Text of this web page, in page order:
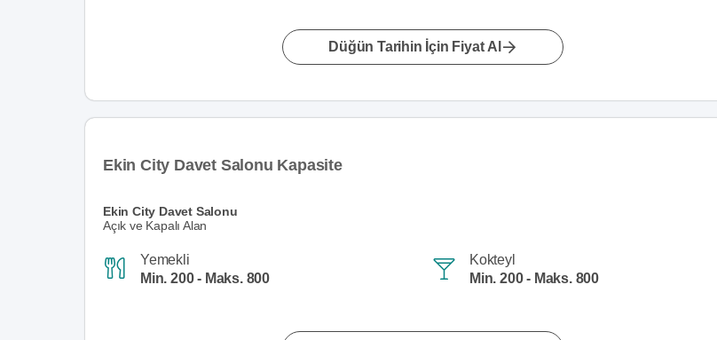
Düğün Tarihin İçin Fiyat Al
Ekin City Davet Salonu Kapasite
Ekin City Davet Salonu
Açık ve Kapalı Alan
Yemekli
Min. 200 - Maks. 800
Kokteyl
Min. 200 - Maks. 800